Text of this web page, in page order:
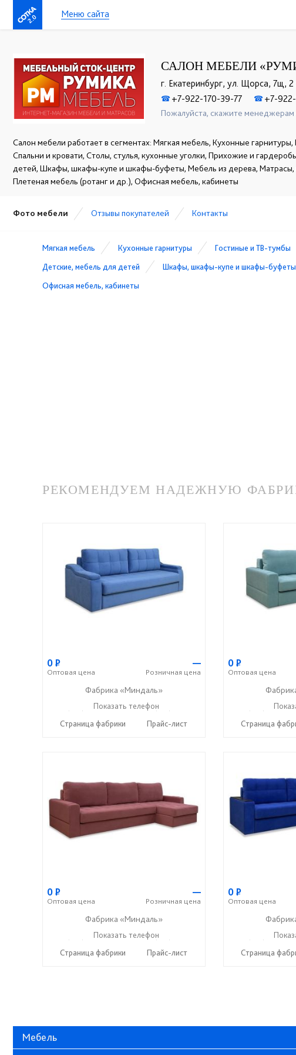
2.0 Меню сайта
САЛОН МЕБЕЛИ
г. Екатеринбург, ул. Щорса, 7щ,
☎+7-922-170-39-77 ☎+7-
Пожалуйста, скажите менеджерам
Салон мебели работает в сегментах: Мягкая мебель, Кухонные
Спальни и кровати, Столы, стулья, кухонные уголки, Прихожие и
детей, Шкафы, шкафы-купе и шкафы-буфеты, Мебель из дерева, Матрасы,
Плетеная мебель (ротанг и др.), Офисная мебель, кабинеты
Фото мебели Отзывы покупателей Контакты
Мягкая мебель Кухонные гарнитуры Гостиные и ТВ-тумбы
Детские, мебель для детей
Шкафы, шкафы-купе и шкафы-буфеты
Офисная мебель, кабинеты
РЕКОМЕНДУЕМ НАДЕЖНУЮ
0Р
Оптовая цена
—
Розничная цена
Фабрика «Миндаль»
+7 (927) 630-62-82 ☎+7 (917) 638-44-17
Показать телефон
Страница фабрики
Прайс-лист
0Р
Оптовая цена
+7 (927) 630-
Страница
0Р
Оптовая цена
—
Розничная цена
Фабрика «Миндаль»
+7 (927) 630-62-82 ☎+7 (917) 638-44-17
Показать телефон
Страница фабрики
Прайс-лист
0Р
Оптовая цена
+7 (927) 630-
Страница
Мебель